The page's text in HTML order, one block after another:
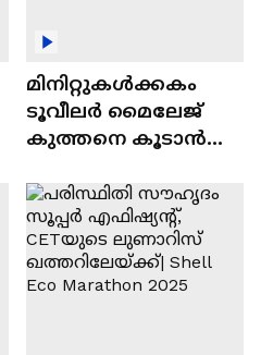
മിനിറ്റുകൾക്കകം
ടൂവീലർ മൈലേജ്
കുത്തനെ കൂടാൻ